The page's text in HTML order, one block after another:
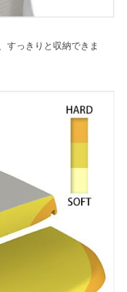
すっきりと収納できま